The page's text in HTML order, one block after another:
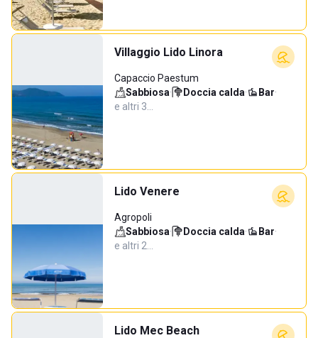
Villaggio Lido Linora
Capaccio Paestum
Sabbiosa· Doccia calda· Bar·
e altri 3…
Lido Venere
Agropoli
Sabbiosa· Doccia calda· Bar·
e altri 2…
Lido Mec Beach